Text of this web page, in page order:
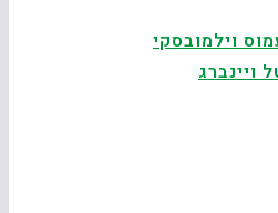
וילמובסקי
ויינברג